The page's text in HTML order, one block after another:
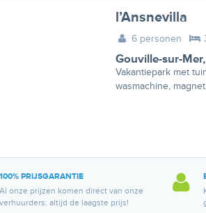
l’Ansnevilla
6 personen
Gouville-sur-Mer,
Vakantiepark met
wasmachine,
100% PRIJSGARANTIE
Al onze prijzen komen direct van onze
verhuurders: altijd de laagste prijs!